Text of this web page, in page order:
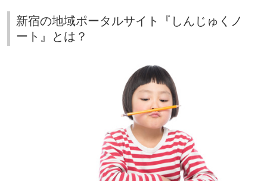
新宿の地域ポータルサイト『しんじゅくノ
ート』とは？